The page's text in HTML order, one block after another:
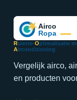
Ruimte-Optimalisatie
Airconditioning
Vergelijk airco,
en producten